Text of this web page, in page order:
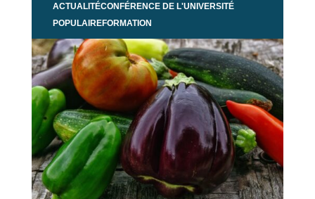
ACTUALITÉCONFÉRENCE DE L'UNIVERSITÉ
POPULAIREFORMATION